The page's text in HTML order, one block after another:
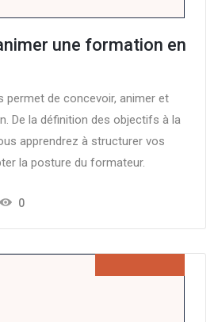
une formation en
de concevoir, animer et
De la définition des objectifs à la
apprendrez à structurer vos
la posture du formateur.
0